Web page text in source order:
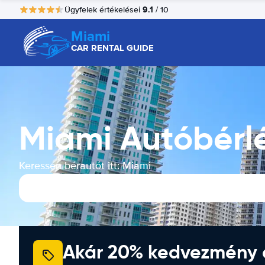
Ügyfelek értékelései 9.1 / 10
Miami
CAR RENTAL GUIDE
Miami
Keressen bérautót itt: Miami
Akár 20% kedvezmény